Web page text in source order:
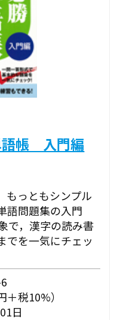
帳 入門編
もっともシンプル
語問題集の入門
で，漢字の読み書
でを一気にチェッ
税10%）
日